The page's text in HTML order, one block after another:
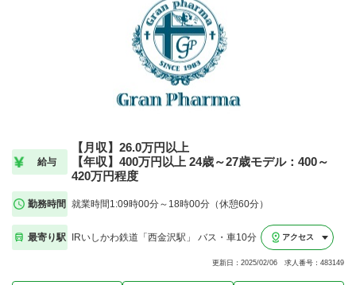
給与
【月収】26.0万円以上
【年収】400万円以上 24歳～27歳モデル：400～
420万円程度
勤務時間 就業時間1:09時00分～18時00分（休憩60分）
最寄り駅 IRいしかわ鉄道「西金沢駅」 バス・車10分 アクセス
更新日：2025/02/06 求人番号：483149